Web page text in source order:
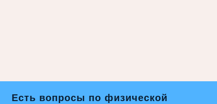
Есть вопросы по физической